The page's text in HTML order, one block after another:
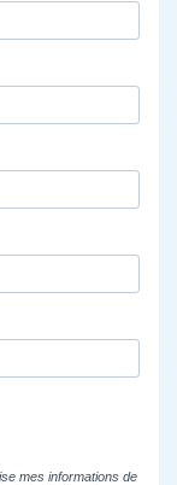
mes informations de